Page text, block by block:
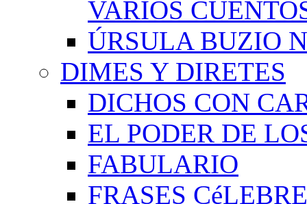
VARIOS
ÚRSULA BUZIO
DIMES Y DIRETES
DICHOS CON
EL PODER DE
FABULARIO
FRASES